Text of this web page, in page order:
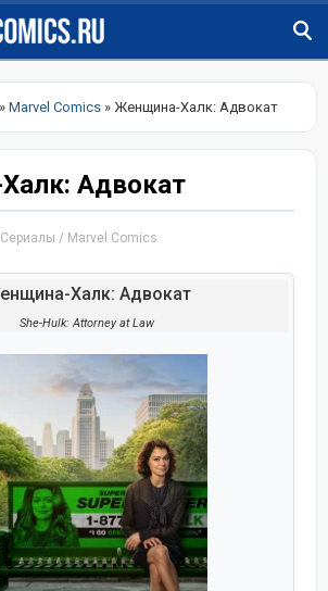
» Marvel Comics » Женщина-Халк: Адвокат
Адвокат
Сериалы / Marvel Comics
Халк: Адвокат
She-Hulk: Attorney at Law